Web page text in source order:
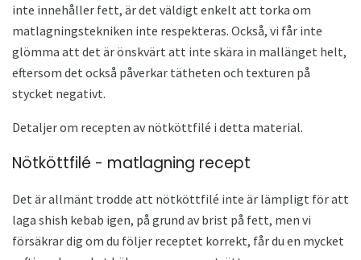
inte innehåller fett, är det väldigt enkelt att torka om
matlagningstekniken inte respekteras. Också, vi får inte
glömma att det är önskvärt att inte skära in mallänget helt,
eftersom det också påverkar tätheten och texturen på
stycket negativt.
Detaljer om recepten av nötköttfilé i detta material.
Nötköttfilé - matlagning recept
Det är allmänt trodde att nötköttfilé inte är lämpligt för att
laga shish kebab igen, på grund av brist på fett, men vi
försäkrar dig om du följer receptet korrekt, får du en mycket